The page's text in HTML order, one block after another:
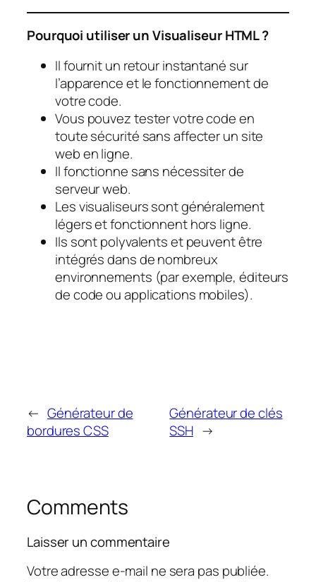
Pourquoi utiliser un Visualiseur HTML ?
Il fournit un retour instantané sur
l’apparence et le fonctionnement de
votre code.
Vous pouvez tester votre code en
toute sécurité sans affecter un site
web en ligne.
Il fonctionne sans nécessiter de
serveur web.
Les visualiseurs sont généralement
légers et fonctionnent hors ligne.
Ils sont polyvalents et peuvent être
intégrés dans de nombreux
environnements (par exemple, éditeurs
de code ou applications mobiles).
← Générateur de
bordures CSS
Générateur de clés
SSH →
Comments
Laisser un commentaire
Votre adresse e-mail ne sera pas publiée.